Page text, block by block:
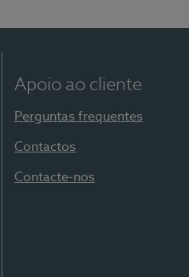
Apoio ao cliente
Perguntas frequentes
Contactos
Contacte-nos